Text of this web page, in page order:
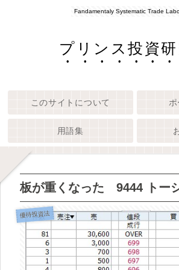
Fandamentaly Systematic Trade
プリンス投資
このサイトについて
用語集
板が重くなった 9444 トー
優待投資法